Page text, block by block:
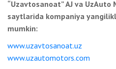
“Uzavtosanoat” AJ va UzAuto
saytlarida kompaniya
mumkin:
www.uzavtosanoat.uz
www.uzautomotors.com